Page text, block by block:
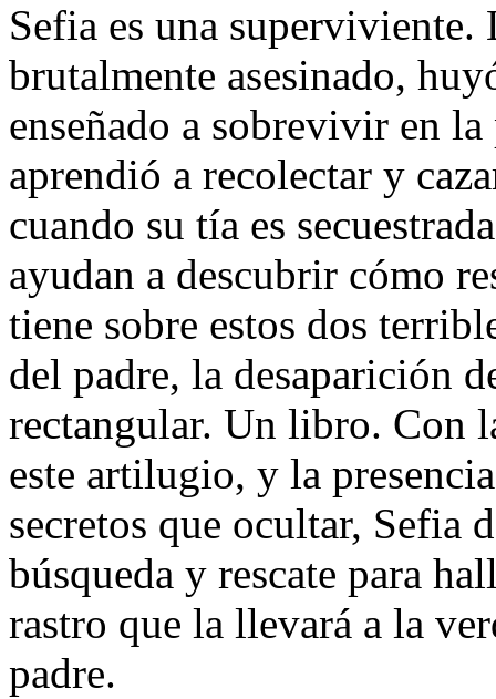
Sefia es una superviviente.
brutalmente asesinado,
enseñado a sobrevivir en
aprendió a recolectar y
cuando su tía es
ayudan a descubrir cómo
tiene sobre estos dos
del padre, la desaparición
rectangular. Un libro. Con
este artilugio, y la
secretos que ocultar, Sefia
búsqueda y rescate para
rastro que la llevará a la
padre.